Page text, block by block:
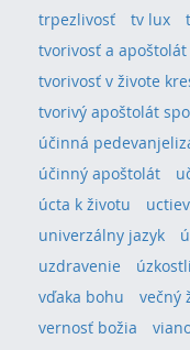
trpezlivosť
tv lux
tvorivosť a apoštolát
tvorivosť v živote
tvorivý apoštolát
účinná
účinný apoštolát
úcta k životu
univerzálny jazyk
uzdravenie
vďaka bohu
večný
vernosť božia